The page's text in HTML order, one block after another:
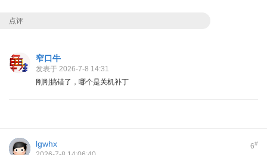
点评
窄口牛
发表于 2026-7-8 14:31
刚刚搞错了，哪个是关机补丁
6#
lgwhx